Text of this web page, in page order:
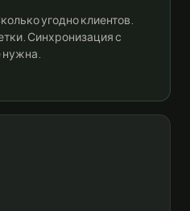
угодно клиентов.
Синхронизация с